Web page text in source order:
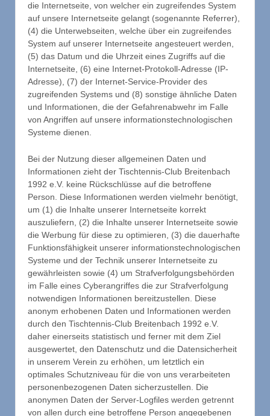
die Internetseite, von welcher ein zugreifendes System
auf unsere Internetseite gelangt (sogenannte Referrer),
(4) die Unterwebseiten, welche über ein zugreifendes
System auf unserer Internetseite angesteuert werden,
(5) das Datum und die Uhrzeit eines Zugriffs auf die
Internetseite, (6) eine Internet-Protokoll-Adresse (IP-
Adresse), (7) der Internet-Service-Provider des
zugreifenden Systems und (8) sonstige ähnliche Daten
und Informationen, die der Gefahrenabwehr im Falle
von Angriffen auf unsere informationstechnologischen
Systeme dienen.
Bei der Nutzung dieser allgemeinen Daten und
Informationen zieht der Tischtennis-Club Breitenbach
1992 e.V. keine Rückschlüsse auf die betroffene
Person. Diese Informationen werden vielmehr benötigt,
um (1) die Inhalte unserer Internetseite korrekt
auszuliefern, (2) die Inhalte unserer Internetseite sowie
die Werbung für diese zu optimieren, (3) die dauerhafte
Funktionsfähigkeit unserer informationstechnologischen
Systeme und der Technik unserer Internetseite zu
gewährleisten sowie (4) um Strafverfolgungsbehörden
im Falle eines Cyberangriffes die zur Strafverfolgung
notwendigen Informationen bereitzustellen. Diese
anonym erhobenen Daten und Informationen werden
durch den Tischtennis-Club Breitenbach 1992 e.V.
daher einerseits statistisch und ferner mit dem Ziel
ausgewertet, den Datenschutz und die Datensicherheit
in unserem Verein zu erhöhen, um letztlich ein
optimales Schutzniveau für die von uns verarbeiteten
personenbezogenen Daten sicherzustellen. Die
anonymen Daten der Server-Logfiles werden getrennt
von allen durch eine betroffene Person angegebenen